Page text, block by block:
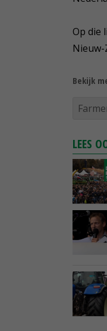
Op die
Nieuw-
Bekijk
LEES